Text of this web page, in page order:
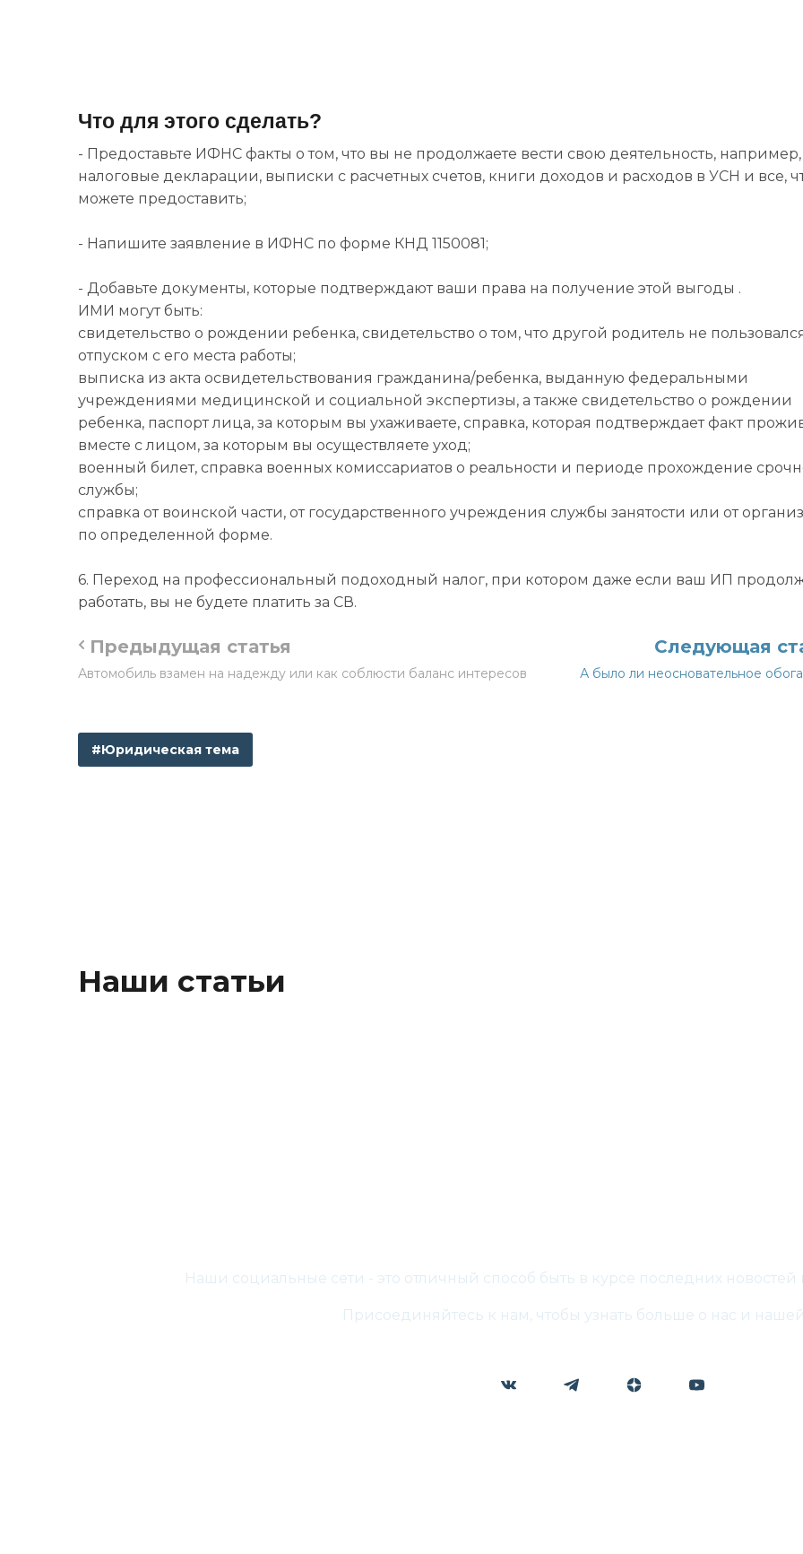
Что для этого сделать?
- Предоставьте ИФНС факты о том, что вы не продолжаете вести свою деятельность, например,
налоговые декларации, выписки с расчетных счетов, книги доходов и расходов в УСН и все,
можете предоставить;
- Напишите заявление в ИФНС по форме КНД 1150081;
- Добавьте документы, которые подтверждают ваши права на получение этой выгоды .
ИМИ могут быть:
свидетельство о рождении ребенка, свидетельство о том, что другой родитель не
отпуском с его места работы;
выписка из акта освидетельствования гражданина/ребенка, выданную федеральными
учреждениями медицинской и социальной экспертизы, а также свидетельство о рождении
ребенка, паспорт лица, за которым вы ухаживаете, справка, которая подтверждает факт
вместе с лицом, за которым вы осуществляете уход;
военный билет, справка военных комиссариатов о реальности и периоде прохождение
службы;
справка от воинской части, от государственного учреждения службы занятости или от
по определенной форме.
6. Переход на профессиональный подоходный налог, при котором даже если ваш ИП
работать, вы не будете платить за СВ.
Предыдущая статья
Автомобиль взамен на надежду или как соблюсти баланс интересов
Следующая
А было ли неосновательное
#Юридическая тема
Наши статьи
Наши социальные сети - это отличный способ быть в курсе последних
Присоединяйтесь к нам, чтобы узнать больше о нас и